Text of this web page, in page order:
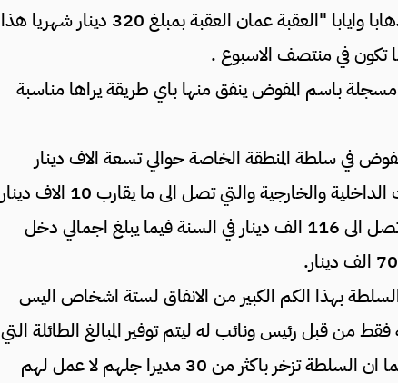
ثالثا : تذكرة سفر بالطائرة بشكل اسبوعي ذهابا وايابا "العقبة عمان العقبة بمبلغ 320 دينار شهريا هذا
تكون في منتصف الاسبوع .
5الاف دينار شهريا مسجلة باسم المفوض ينفق منها باي طريقة يراها مناسبة
في سلطة المنطقة الخاصة حوالي تسعة الاف دينار
شهري عداك عن تكلفة السفرات والمياومات الداخلية والخارجية والتي تصل الى ما يقارب 10 الاف دينار
سنويا أي ان كلفة المفوض الواحد السنوية تصل الى 116 الف دينار في السنة فيما يبلغ اجمالي دخل
بهذا الكم الكبير من الانفاق لستة اشخاص اليس
من قبل رئيس ونائب له ليتم توفير المبالغ الطائلة التي
تنفق بحق وبغير وجه حق في أحايين كثيرة كما ان السلطة تزخر باكثر من 30 مديرا جلهم لا عمل لهم